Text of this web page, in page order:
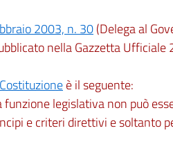
2003, n. 30(Delega al
nella Gazzetta
è il seguente:
legislativa non può
e criteri direttivi e soltanto